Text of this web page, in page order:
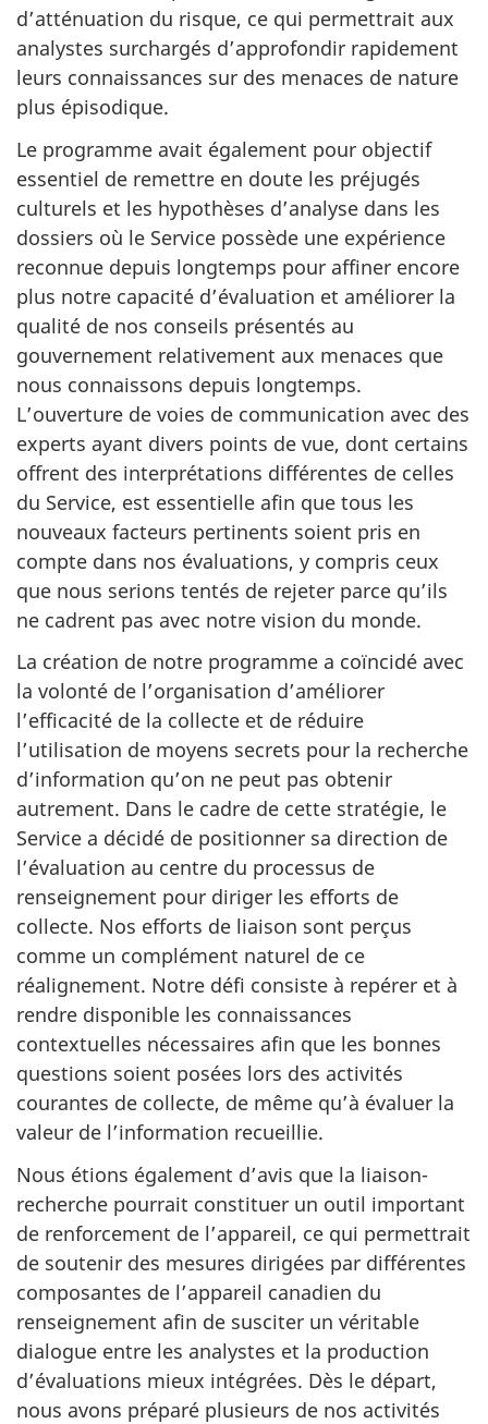
d’atténuation du risque, ce qui permettrait aux
analystes surchargés d’approfondir rapidement
leurs connaissances sur des menaces de nature
plus épisodique.
Le programme avait également pour objectif
essentiel de remettre en doute les préjugés
culturels et les hypothèses d’analyse dans les
dossiers où le Service possède une expérience
reconnue depuis longtemps pour affiner encore
plus notre capacité d’évaluation et améliorer la
qualité de nos conseils présentés au
gouvernement relativement aux menaces que
nous connaissons depuis longtemps.
L’ouverture de voies de communication avec des
experts ayant divers points de vue, dont certains
offrent des interprétations différentes de celles
du Service, est essentielle afin que tous les
nouveaux facteurs pertinents soient pris en
compte dans nos évaluations, y compris ceux
que nous serions tentés de rejeter parce qu’ils
ne cadrent pas avec notre vision du monde.
La création de notre programme a coïncidé avec
la volonté de l’organisation d’améliorer
l’efficacité de la collecte et de réduire
l’utilisation de moyens secrets pour la recherche
d’information qu’on ne peut pas obtenir
autrement. Dans le cadre de cette stratégie, le
Service a décidé de positionner sa direction de
l’évaluation au centre du processus de
renseignement pour diriger les efforts de
collecte. Nos efforts de liaison sont perçus
comme un complément naturel de ce
réalignement. Notre défi consiste à repérer et à
rendre disponible les connaissances
contextuelles nécessaires afin que les bonnes
questions soient posées lors des activités
courantes de collecte, de même qu’à évaluer la
valeur de l’information recueillie.
Nous étions également d’avis que la liaison-
recherche pourrait constituer un outil important
de renforcement de l’appareil, ce qui permettrait
de soutenir des mesures dirigées par différentes
composantes de l’appareil canadien du
renseignement afin de susciter un véritable
dialogue entre les analystes et la production
d’évaluations mieux intégrées. Dès le départ,
nous avons préparé plusieurs de nos activités